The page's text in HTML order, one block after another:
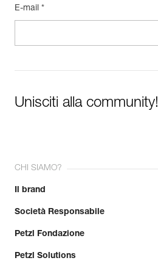
E-mail *
Unisciti alla community!
CHI SIAMO?
Il brand
Società Responsabile
Petzl Fondazione
Petzl Solutions